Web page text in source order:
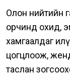
Олон нийтийн
орчинд охид,
хамгаалдаг
цогцлоож,
таслан